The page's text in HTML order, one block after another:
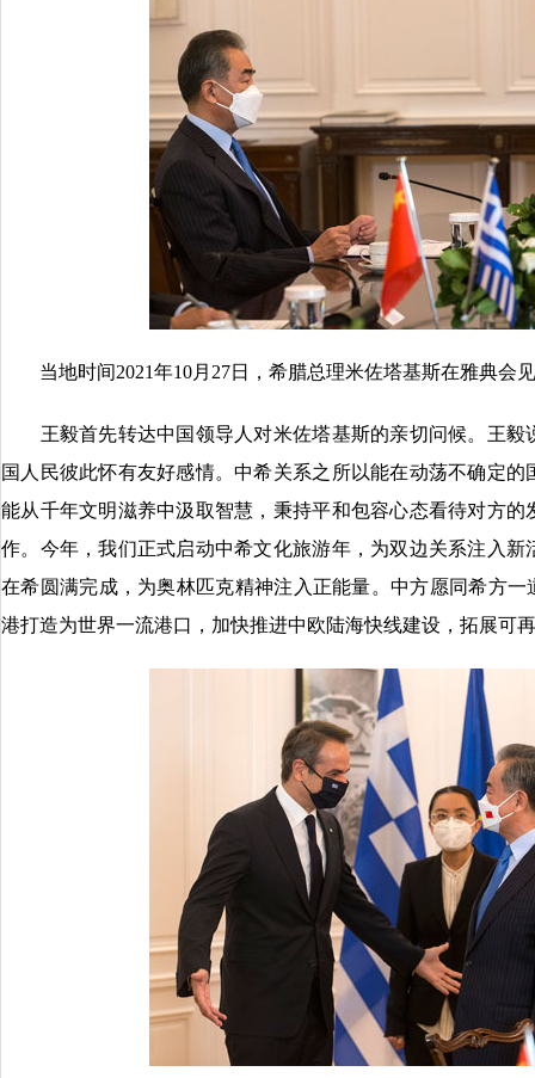
当地时间2021年10月27日，希腊总理米佐塔基斯在雅典会
王毅首先转达中国领导人对米佐塔基斯的亲切问候。王毅
国人民彼此怀有友好感情。中希关系之所以能在动荡不确定
能从千年文明滋养中汲取智慧，秉持平和包容心态看待对方
作。今年，我们正式启动中希文化旅游年，为双边关系注入
在希圆满完成，为奥林匹克精神注入正能量。中方愿同希方
港打造为世界一流港口，加快推进中欧陆海快线建设，拓展可